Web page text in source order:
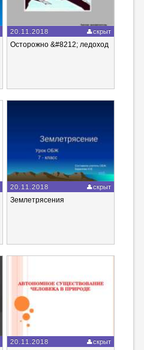
20.11.2018 скрыт
Осторожно &#8212; ледоход
20.11.2018 скрыт
Землетрясения
20.11.2018 скрыт